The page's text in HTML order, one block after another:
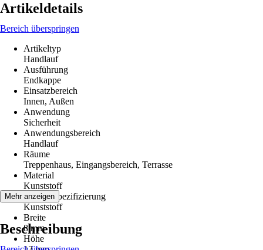
Artikeldetails
Bereich überspringen
Artikeltyp
Handlauf
Ausführung
Endkappe
Einsatzbereich
Innen, Außen
Anwendung
Sicherheit
Anwendungsbereich
Handlauf
Räume
Treppenhaus, Eingangsbereich, Terrasse
Material
Kunststoff
Materialspezifizierung
Kunststoff
Breite
8 mm
Höhe
Mehr anzeigen
Beschreibung